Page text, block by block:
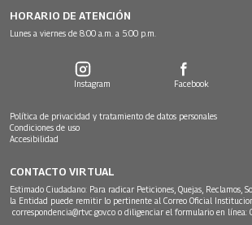
HORARIO DE ATENCIÓN
Lunes a viernes de 8:00 a.m. a 5:00 p.m.
Instagram Facebook
Política de privacidad y tratamiento de datos personales
Condiciones de uso
Accesibilidad
CONTACTO VIRTUAL
Estimado Ciudadano: Para radicar Peticiones, Quejas, Reclamos,
la Entidad puede remitir lo pertinente al Correo Oficial
correspondencia@rtvc.gov.co o diligenciar el formulario en línea: